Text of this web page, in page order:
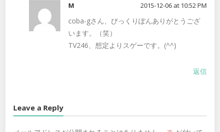
M 2015-12-06 at 10:52 PM
coba-gさん、びっくりぽんありがとうござ
います。（笑）
TV246、想定よりスゲーです。(^^)
返信
Leave a Reply